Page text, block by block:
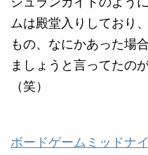
ムは殿堂入りしており
もの、なにかあった場
ましょうと言ってたの
（笑）
ボードゲームミッドナ